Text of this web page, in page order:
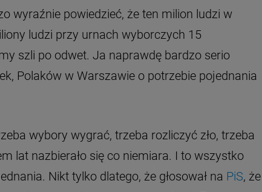
wyraźnie powiedzieć, że ten milion ludzi w
ludzi przy urnach wyborczych 15
szli po odwet. Ja naprawdę bardzo serio
Polaków w Warszawie o potrzebie pojednania
wybory wygrać, trzeba rozliczyć zło, trzeba
lat nazbierało się co niemiara. I to wszystko
Nikt tylko dlatego, że głosował na PiS, że